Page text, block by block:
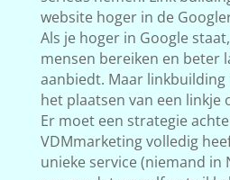
website hoger in de
Als je hoger in Google
mensen bereiken en beter
aanbiedt. Maar
het plaatsen van een linkje
Er moet een strategie
VDMmarketing volledig
unieke service (niemand